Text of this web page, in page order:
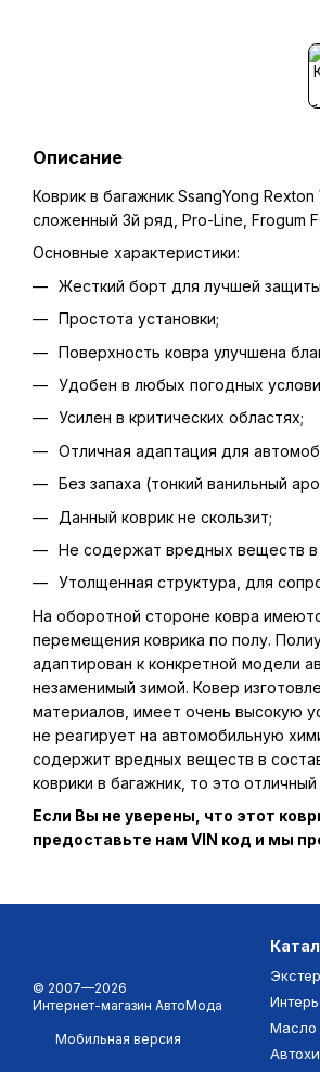
Описание
Коврик в багажник SsangYong
сложенный 3й ряд, Pro-Line, Frogum
Основные характеристики:
Жесткий борт для лучшей
Простота установки;
Поверхность ковра улучшена
Удобен в любых погодных
Усилен в критических областях;
Отличная адаптация для
Без запаха (тонкий ванильный
Данный коврик не скользит;
Не содержат вредных веществ в
Утолщенная структура, для
На оборотной стороне ковра
перемещения коврика по полу.
адаптирован к конкретной модели
незаменимый зимой. Ковер
материалов, имеет очень высокую
не реагирует на автомобильную
содержит вредных веществ в
коврики в багажник, то это
Если Вы не уверены, что этот
предоставьте нам VIN код и мы
© 2007—2026
Интернет-магазин АвтоМода
Мобильная версия
Масло